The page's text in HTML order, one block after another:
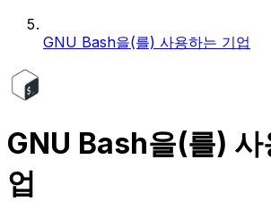
GNU Bash을(를) 사용하는 기업
GNU Bash을(를) 사
업